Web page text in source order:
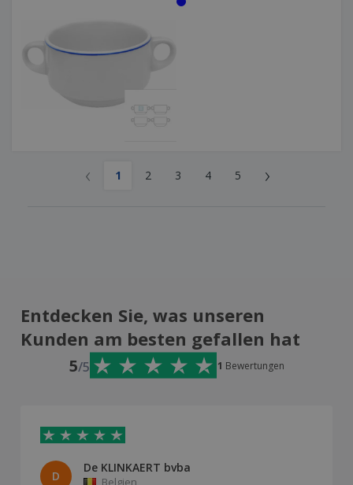
‹ 1 2 3 4 5 ›
Entdecken Sie, was unseren
Kunden am besten gefallen hat
5/5 1 Bewertungen
D
De KLINKAERT bvba